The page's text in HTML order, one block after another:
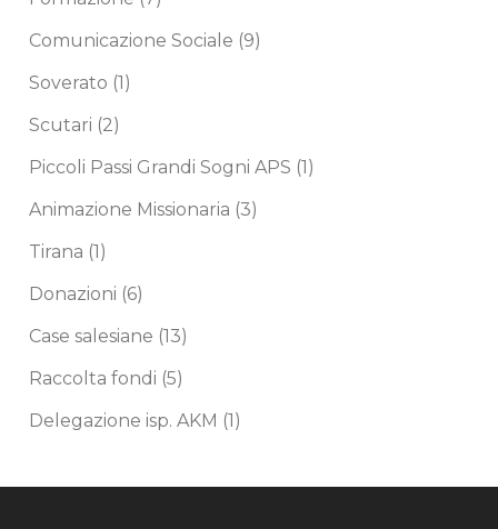
Comunicazione Sociale (9)
Soverato (1)
Scutari (2)
Piccoli Passi Grandi Sogni APS (1)
Animazione Missionaria (3)
Tirana (1)
Donazioni (6)
Case salesiane (13)
Raccolta fondi (5)
Delegazione isp. AKM (1)